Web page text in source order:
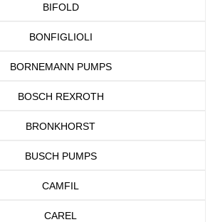
BIFOLD
BONFIGLIOLI
BORNEMANN PUMPS
BOSCH REXROTH
BRONKHORST
BUSCH PUMPS
CAMFIL
CAREL